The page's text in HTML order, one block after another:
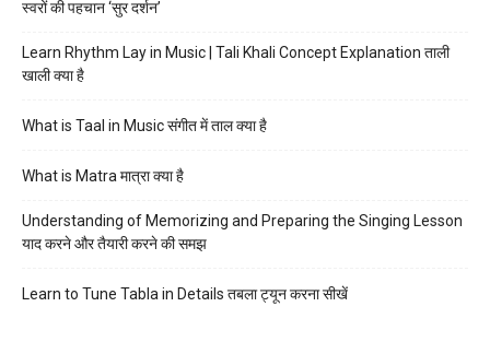
स्वरों की पहचान ‘सुर दर्शन’
Learn Rhythm Lay in Music | Tali Khali Concept Explanation ताली
खाली क्या है
What is Taal in Music संगीत में ताल क्या है
What is Matra मात्रा क्या है
Understanding of Memorizing and Preparing the Singing Lesson
याद करने और तैयारी करने की समझ
Learn to Tune Tabla in Details तबला ट्यून करना सीखें